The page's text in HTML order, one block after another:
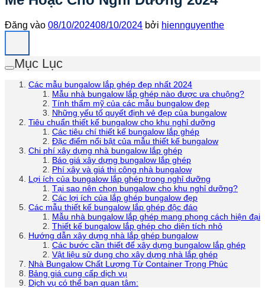
Đăng vào 08/10/202408/10/2024 bởi hiennguyenthe
Mục Lục
Các mẫu bungalow lắp ghép đẹp nhất 2024
Mẫu nhà bungalow lắp ghép nào được ưa chuộng?
Tính thẩm mỹ của các mẫu bungalow đẹp
Những yếu tố quyết định vẻ đẹp của bungalow
Tiêu chuẩn thiết kế bungalow cho khu nghỉ dưỡng
Các tiêu chí thiết kế bungalow lắp ghép
Đặc điểm nổi bật của mẫu thiết kế bungalow
Chi phí xây dựng nhà bungalow lắp ghép
Báo giá xây dựng bungalow lắp ghép
Phí xây và giá thi công nhà bungalow
Lợi ích của bungalow lắp ghép trong nghỉ dưỡng
Tại sao nên chọn bungalow cho khu nghỉ dưỡng?
Các lợi ích của lắp ghép bungalow đẹp
Các mẫu thiết kế bungalow lắp ghép độc đáo
Mẫu nhà bungalow lắp ghép mang phong cách hiện đại
Thiết kế bungalow lắp ghép cho diện tích nhỏ
Hướng dẫn xây dựng nhà lắp ghép bungalow
Các bước cần thiết để xây dựng bungalow lắp ghép
Vật liệu sử dụng cho xây dựng nhà lắp ghép
Nhà Bungalow Chất Lượng Từ Container Trọng Phúc
Bảng giá cung cấp dịch vụ
Dịch vụ có thể bạn quan tâm: